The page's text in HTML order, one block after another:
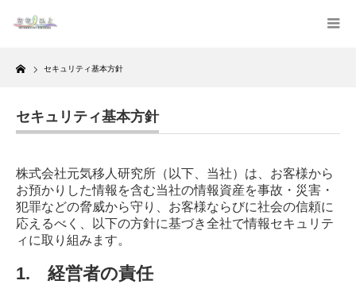
Home
セキュリティ基本方針
セキュリティ基本方針
株式会社元気移人研究所（以下、当社）は、お客様から
お預かりした情報を含む当社の情報資産を事故・災害・
犯罪などの脅威から守り、お客様ならびに社会の信頼に
応えるべく、以下の方針に基づき全社で情報セキュリテ
ィに取り組みます。
1. 経営者の責任